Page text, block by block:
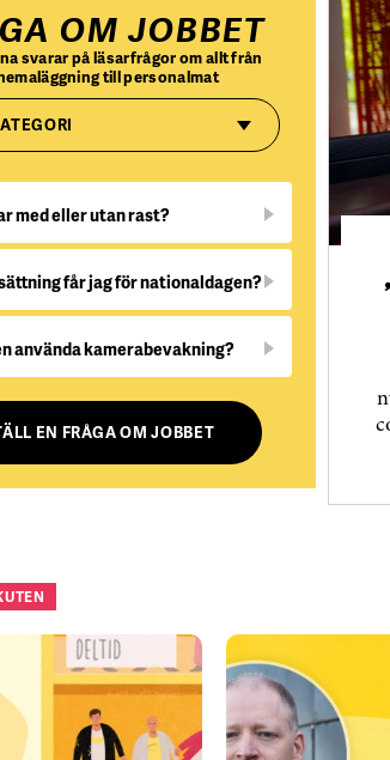
OM JOBBET
svarar på läsarfrågor om allt från
till personalmat
med eller utan rast?
får jag för nationaldagen?
använda kamerabevakning?
EN FRÅGA OM JOBBET